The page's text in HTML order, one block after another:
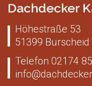
Dachdecker
Höhestraße 53
51399 Burscheid
Telefon 02174